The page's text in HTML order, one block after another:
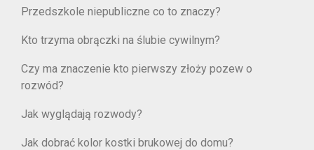
Przedszkole niepubliczne co to znaczy?
Kto trzyma obrączki na ślubie cywilnym?
Czy ma znaczenie kto pierwszy złoży pozew o
rozwód?
Jak wyglądają rozwody?
Jak dobrać kolor kostki brukowej do domu?